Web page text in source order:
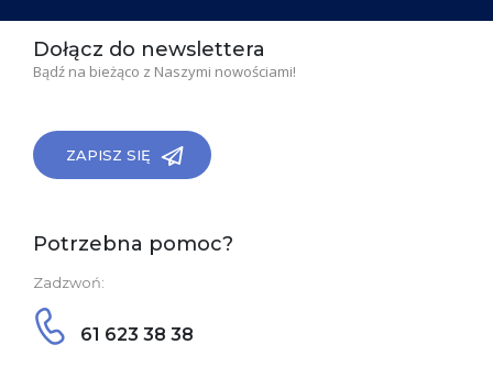
Dołącz do newslettera
Bądź na bieżąco z Naszymi nowościami!
ZAPISZ SIĘ
Potrzebna pomoc?
Zadzwoń:
61 623 38 38